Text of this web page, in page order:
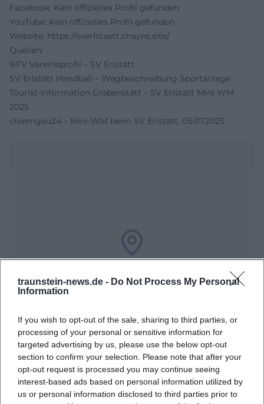
traunstein-news.de - Do Not Process My Personal
Information
If you wish to opt-out of the sale, sharing to third parties, or
processing of your personal or sensitive information for
targeted advertising by us, please use the below opt-out
section to confirm your selection. Please note that after your
opt-out request is processed you may continue seeing
interest-based ads based on personal information utilized by
us or personal information disclosed to third parties prior to
Facebook: Kein offizielles Profil gefunden
YouTube: Kein offizielles Profil gefunden
Website: https://sverlstaett.chayns.site/
Quellen:
BFV Vereinsprofil – SV Erlstätt
SV Erlstätt Handball – Wegbeschreibung Sportanlage
Tourist-Information Grabenstätt – SV Erlstätt Mini WM
2025
chiemgau24 – Mini-WM beim SV Erlstätt, 05.07.2025
Map unavailable
Open in Google Maps